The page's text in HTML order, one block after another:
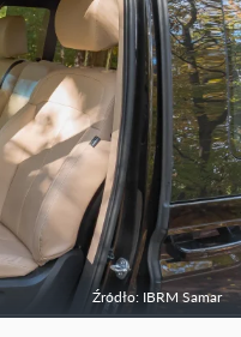
Źródło: IBRM Samar